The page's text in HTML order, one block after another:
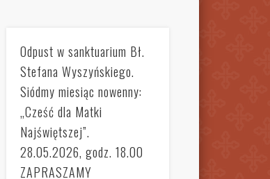
Odpust w sanktuarium Bł.
Stefana Wyszyńskiego.
Siódmy miesiąc nowenny:
„Cześć dla Matki
Najświętszej”.
28.05.2026, godz. 18.00
ZAPRASZAMY